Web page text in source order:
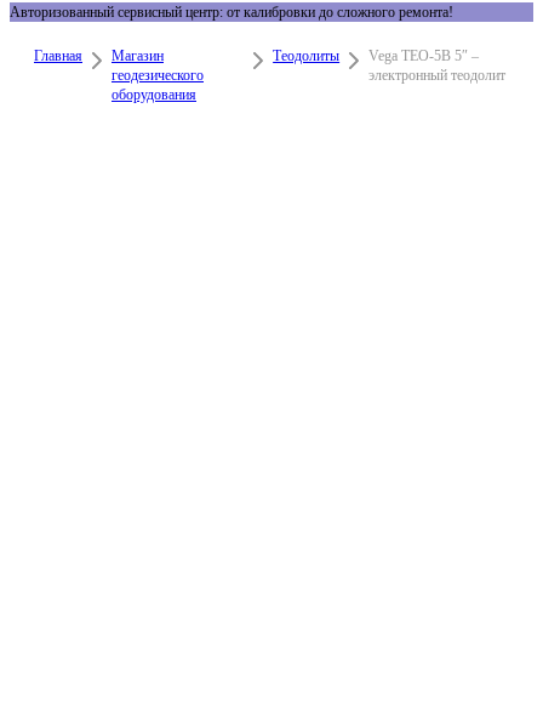
Авторизованный сервисный центр: от калибровки до сложного ремонта!
Главная
Магазин
геодезического
оборудования
Теодолиты
Vega TEO-5B 5″ –
электронный теодолит